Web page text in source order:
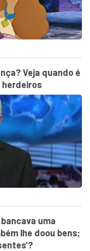
Veja quando é
uma
lhe doou bens;